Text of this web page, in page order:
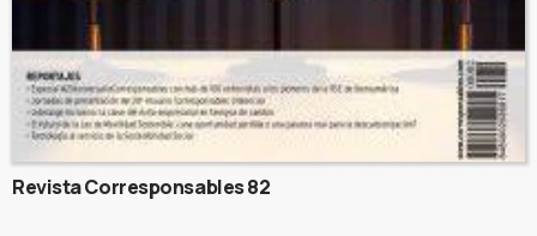
Revista Corresponsables 82